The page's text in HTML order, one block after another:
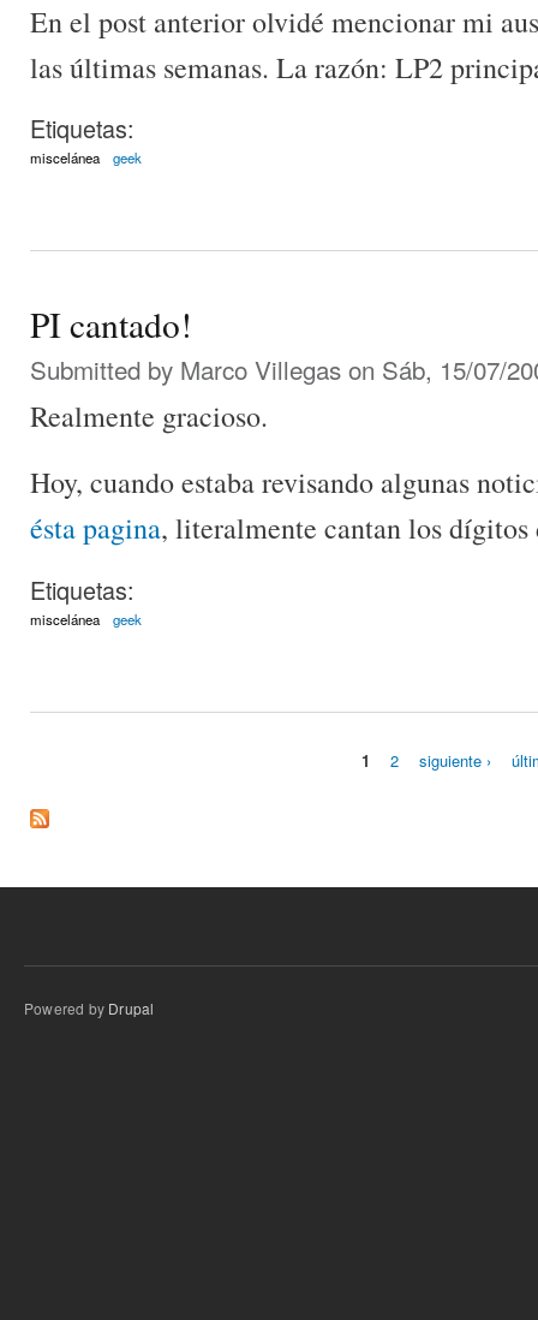
En el post anterior olvidé mencionar mi
las últimas semanas. La razón: LP2
Etiquetas:
miscelánea geek
PI cantado!
Submitted by Marco Villegas on Sáb, 15/07/
Realmente gracioso.
Hoy, cuando estaba revisando algunas
ésta pagina, literalmente cantan los dígitos
Etiquetas:
miscelánea geek
1 2 siguiente ›
Powered by Drupal